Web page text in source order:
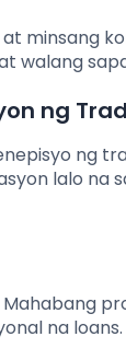
minsang
walang
ng
ng
lalo na
Mahabang
na